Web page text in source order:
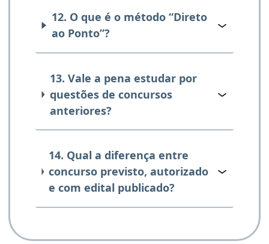
12. O que é o método “Direto
ao Ponto”?
13. Vale a pena estudar por
questões de concursos
anteriores?
14. Qual a diferença entre
concurso previsto, autorizado
e com edital publicado?